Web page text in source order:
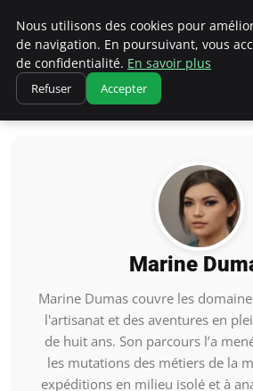
Correze Co
Accueil Marine Dumas
Marine
Marine Dumas couvre les
l'artisanat et des aventures en
de huit ans. Son parcours l’a
les mutations des métiers de la
expéditions en milieu isolé et à
Nous utilisons des cookies pour
de navigation. En poursuivant, vous
de confidentialité. En savoir plus
Refuser Accepter